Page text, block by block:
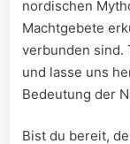
nordischen
Machtgebete
verbunden sind.
und lasse uns
Bedeutung ​der
Bist ⁣du bereit,